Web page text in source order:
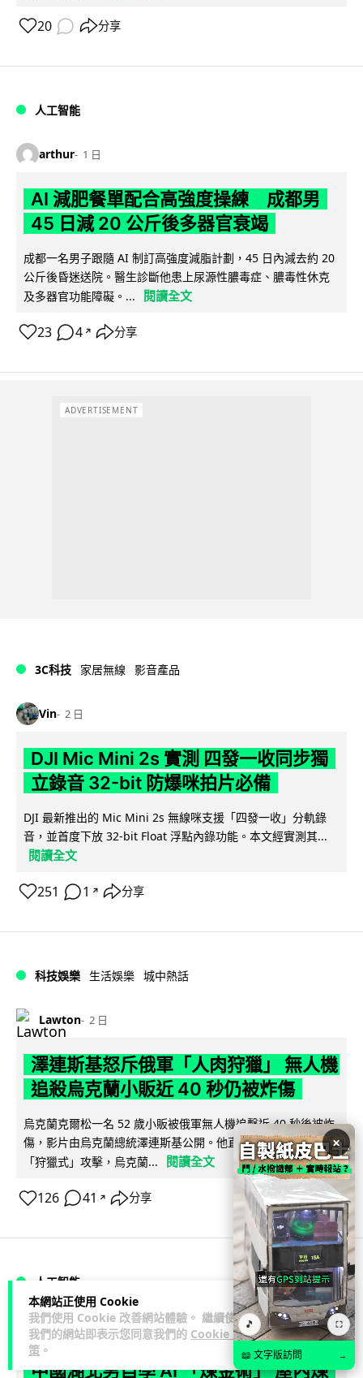
本網站正使用 Cookie
我們使用 Cookie 改善網站體驗。 繼續使用
我們的網站即表示您同意我們的 Cookie 政
策 。
20 分享
人工智能
arthur 1 日
AI 減肥餐單配合高強度操練 成都男
45 日減 20 公斤後多器官衰竭
成都一名男子跟隨 AI 制訂高強度減脂計劃，45 日內減去約 20
公斤後昏迷送院。醫生診斷他患上尿源性膿毒症、膿毒性休克
及多器官功能障礙。...
閱讀全文
23 4 ↗ 分享
ADVERTISEMENT
3C科技 家居無線 影音產品
Vin 2 日
DJI Mic Mini 2s 實測 四發一收同步獨
立錄音 32-bit 防爆咪拍片必備
DJI 最新推出的 Mic Mini 2s 無線咪支援「四發一收」分軌錄
音，並首度下放 32-bit Float 浮點內錄功能。本文經實測其...
閱讀全文
251 1 ↗ 分享
科技娛樂 生活娛樂 城中熱話
Lawton 2 日
澤連斯基怒斥俄軍「人肉狩獵」 無人機
追殺烏克蘭小販近 40 秒仍被炸傷
烏克蘭克爾松一名 52 歲小販被俄軍無人機追擊近 40 秒後被炸
傷，影片由烏克蘭總統澤連斯基公開。他直斥俄軍對平民進行
「狩獵式」攻擊，烏克蘭...
閱讀全文
126 41 ↗ 分享
人工智能
Lawton 2 日
中國湖北男自學 AI 「煉金術」 屋內煉
×
🎵 ⛶
📖 文字版訪問 →